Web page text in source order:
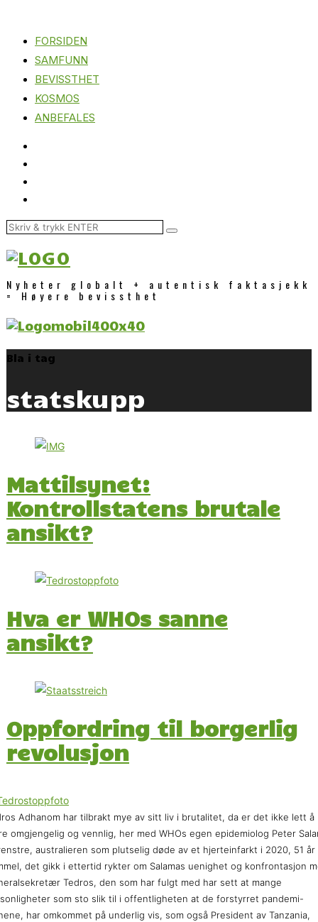
FORSIDEN
SAMFUNN
BEVISSTHET
KOSMOS
ANBEFALES
Nyheter globalt + autentisk faktasjekk
= Høyere bevissthet
Bla i tag
statskupp
Mattilsynet:
Kontrollstatens brutale
ansikt?
Hva er WHOs sanne
ansikt?
Oppfordring til borgerlig
revolusjon
Adhanom har tilbrakt mye av sitt liv i brutalitet, da er det ikke lett å
omgjengelig og vennlig, her med WHOs egen epidemiolog Peter
australieren som plutselig døde av et hjerteinfarkt i 2020, 51 år
det gikk i ettertid rykter om Salamas uenighet og konfrontasjon
Tedros, den som har fulgt med har sett at mange
som sto slik til i offentligheten at de forstyrret pandemi-
har omkommet på underlig vis, som også President av Tanzania,